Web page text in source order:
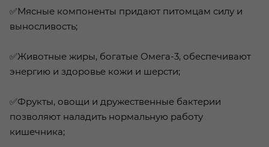
✅Мясные компоненты придают питомцам силу и
выносливость;
✅Животные жиры, богатые Омега-3, обеспечивают
энергию и здоровье кожи и шерсти;
✅Фрукты, овощи и дружественные бактерии
позволяют наладить нормальную работу
кишечника;